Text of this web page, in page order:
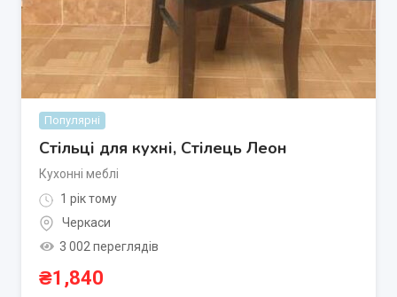
Популярні
Стільці для кухні, Стілець Леон
Кухонні меблі
1 рік тому
Черкаси
3 002 переглядів
₴1,840